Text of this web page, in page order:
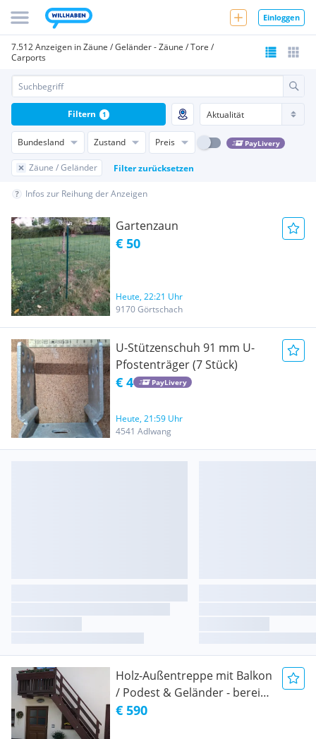
Einloggen
7.512 Anzeigen in Zäune / Geländer - Zäune / Tore /
Carports
Bundesland Zustand Preis PayLivery
Zäune / Geländer Filter zurücksetzen
Filtern 1
Infos zur Reihung der Anzeigen
Gartenzaun
€ 50
Heute, 22:21 Uhr
9170 Görtschach
U-Stützenschuh 91 mm U-
Pfostenträger (7 Stück)
€ 4 PayLivery
Heute, 21:59 Uhr
4541 Adlwang
Holz-Außentreppe mit Balkon
/ Podest & Geländer - bereits
abgebaut!
€ 590